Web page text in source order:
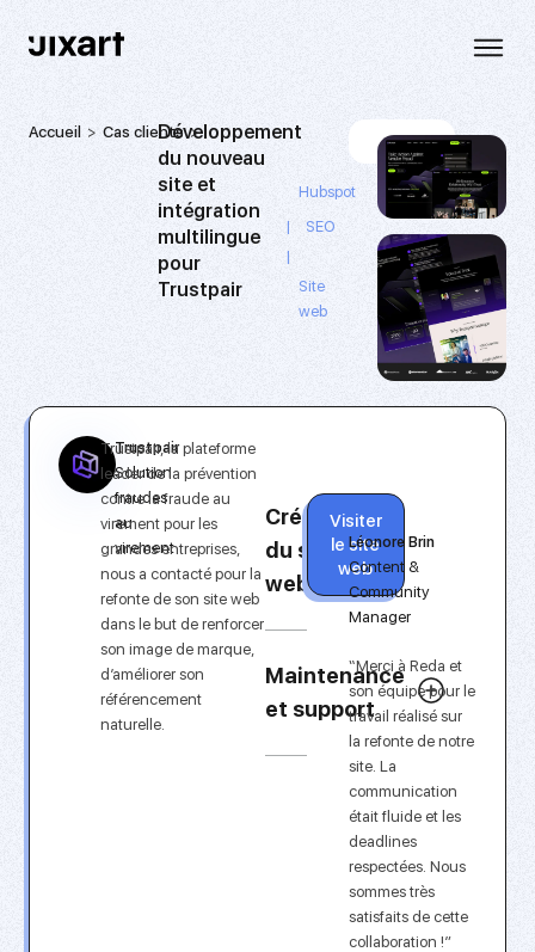
Accueil Cas clients
Développement
du
nouveau
site
et
multilingue
Développement
du nouveau
site et
intégration
multilingue
pour
Trustpair
Hubspot
|
SEO
|
Site
web
6 706
Trustpair
Solution
fraudes
au
virement
Trustpair, la plateforme
leader de la prévention
contre la fraude au
virement pour les
grandes entreprises,
nous a contacté pour la
refonte de son site web
dans le but de renforcer
son image de marque,
d’améliorer son
référencement
naturelle.
Création
du site
web
Maintenance
et support
Visiter
le site
web
Léonore Brin
Content &
Community
Manager
“Merci à Reda et
son équipe pour le
travail réalisé sur
la refonte de notre
site. La
communication
était fluide et les
deadlines
respectées. Nous
sommes très
satisfaits de cette
collaboration !”